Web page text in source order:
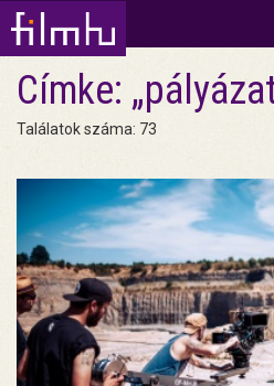
Címke:
Találatok száma: 73